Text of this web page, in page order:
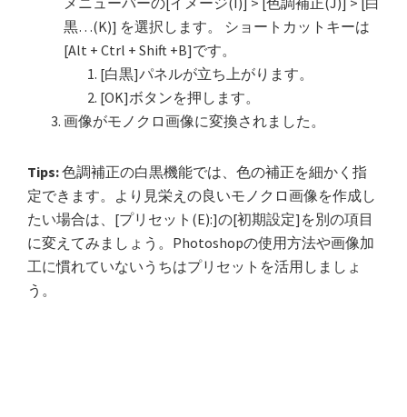
黒…(K)] を選択します。 ショートカットキーは
[Alt + Ctrl + Shift +B]です。
[白黒]パネルが立ち上がります。
[OK]ボタンを押します。
画像がモノクロ画像に変換されました。
Tips:色調補正の白黒機能では、色の補正を細かく指
定できます。より見栄えの良いモノクロ画像を作成し
たい場合は、[プリセット(E):]の[初期設定]を別の項目
に変えてみましょう。Photoshopの使用方法や画像加
工に慣れていないうちはプリセットを活用しましょ
う。